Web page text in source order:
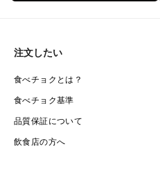
注文したい
食べチョクとは？
食べチョク基準
品質保証について
飲食店の方へ